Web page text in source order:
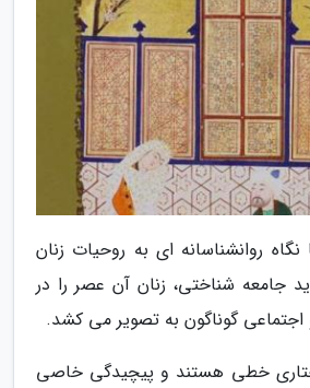
روانشناسانه ای به روحیات زنان
جامعه شناختی، زنان آن عصر را در
گوناگون به تصویر می کشد.
خطی هستند و پیچیدگی خاصی